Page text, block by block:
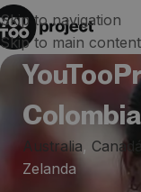
Skip to navigation
Skip to main content
Australia, Canadá
Zelanda